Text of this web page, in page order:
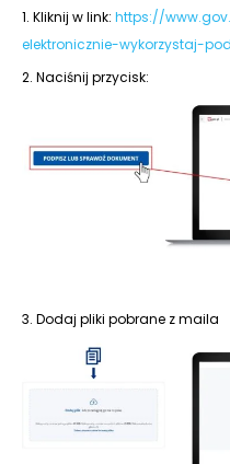
1. Kliknij w link: https://
elektronicznie-wykorzystaj-
2. Naciśnij przycisk:
3. Dodaj pliki pobrane z maila